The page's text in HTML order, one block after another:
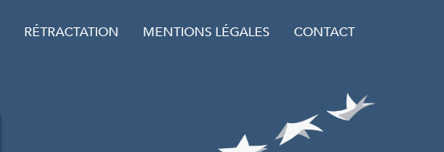
RÉTRACTATION MENTIONS LÉGALES CONTACT